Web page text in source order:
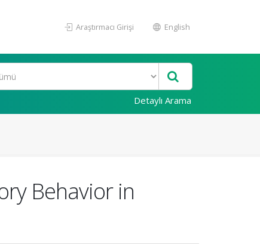
Araştırmacı Girişi English
Detaylı Arama
Behavior in